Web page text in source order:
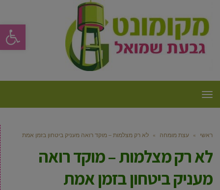
פתח
תפריט
ראשי » עצת מומחה » לא רק מצלמות – מוקד רואה מעניק ביטחון בזמן אמת
לא רק מצלמות – מוקד רואה
מעניק ביטחון בזמן אמת